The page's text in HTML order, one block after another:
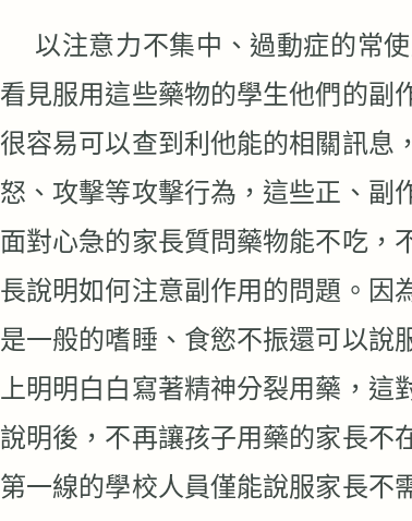
以注意力不集中、過動症的常
看見服用這些藥物的學生他們的副
很容易可以查到利他能的相關訊息
怒、攻擊等攻擊行為，這些正、副
面對心急的家長質問藥物能不吃，
長說明如何注意副作用的問題。因
是一般的嗜睡、食慾不振還可以說
上明明白白寫著精神分裂用藥，
說明後，不再讓孩子用藥的家長不
第一線的學校人員僅能說服家長不